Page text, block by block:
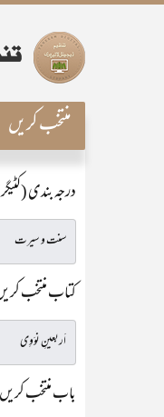
منتخب کریں
درجہ بندی
کتاب منتخب
باب منتخب کریں